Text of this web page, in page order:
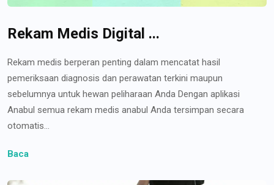
Rekam Medis Digital ...
Rekam medis berperan penting dalam mencatat hasil
pemeriksaan diagnosis dan perawatan terkini maupun
sebelumnya untuk hewan peliharaan Anda Dengan aplikasi
Anabul semua rekam medis anabul Anda tersimpan secara
otomatis...
Baca